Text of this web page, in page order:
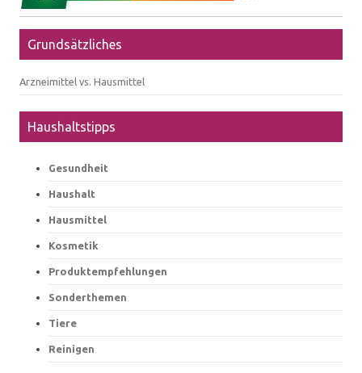
Grundsätzliches
Arzneimittel vs. Hausmittel
Haushaltstipps
Gesundheit
Haushalt
Hausmittel
Kosmetik
Produktempfehlungen
Sonderthemen
Tiere
Reinigen